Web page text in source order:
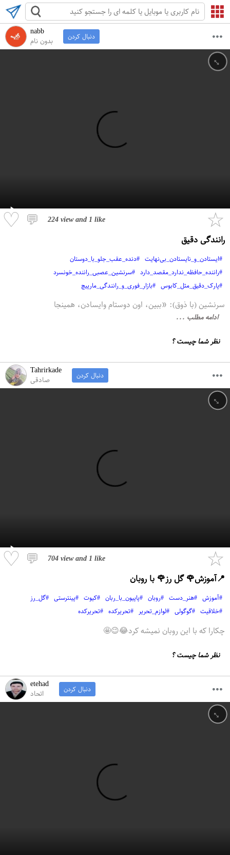
nabb
بدون نام دنبال کردن
↔
♡ 💬 224 viewand1 like ☆
رانندگی دقیق
#ایستادن_و_نایستادن_بی‌نهایت #دنده_عقب_جلو_با_دوستان
#راننده_حافظه_ندارد_مقصد_دارد #سرنشین_عصبی_راننده_خونسرد
#پارک_دقیق_مثل_کابوس #بازار_فوری_و_رانندگی_مارپیچ
سرنشین (با ذوق): «ببین، اون دوستام وایسادن، همینجا
ادامه مطلب ...
نظر شما چیست ؟
Tahrirkade
صادقی دنبال کردن
↔
♡ 💬 704 viewand1 like ☆
📍آموزش🌹 گل رز🌹 با روبان
#آموزش #هنر_دست #روبان #پاپیون_با_ربان #کیوت #پینترستی #گل_رز
#خلاقیت #گوگولی #لوازم_تحریر #تحریرکده #تحریرکده
چکارا که با این روبان نمیشه کرد😂😉🤩
نظر شما چیست ؟
etehad
اتحاد دنبال کردن
↔